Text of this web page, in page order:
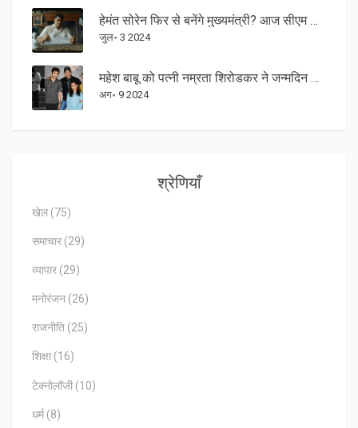
हेमंत सोरेन फिर से बनेंगे मुख्यमंत्री? आज सीएम हाउस में होगा इंडिया गठबंधन का अहम बैठक
जुल॰ 3 2024
महेश बाबू को पत्नी नम्रता शिरोडकर ने जन्मदिन की बधाई; संपत्ति के विवरण सामने आए
अग॰ 9 2024
श्रेणियाँ
खेल (75)
समाचार (29)
व्यापार (29)
मनोरंजन (26)
राजनीति (25)
शिक्षा (16)
टेक्नोलॉजी (10)
धर्म (8)